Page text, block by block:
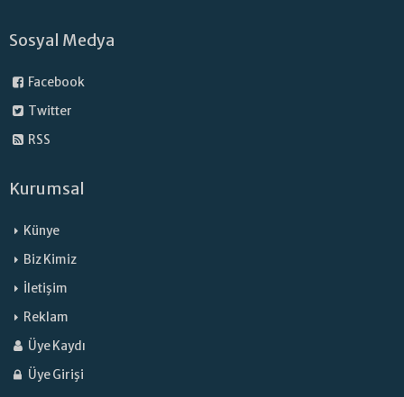
Sosyal Medya
Facebook
Twitter
RSS
Kurumsal
Künye
Biz Kimiz
İletişim
Reklam
Üye Kaydı
Üye Girişi